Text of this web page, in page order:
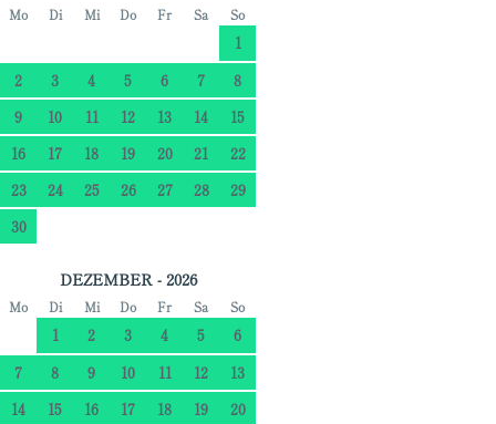
Mo Di Mi Do Fr Sa So
1
2
3 4 5 6 7
8
9
10 11 12 13 14
15
16
17 18 19 20 21
22
23
24 25 26 27 28
29
30
DEZEMBER - 2026
Mo Di Mi Do Fr Sa So
1 2 3 4 5
6
7
8 9 10 11 12
13
14
15 16 17 18 19
20